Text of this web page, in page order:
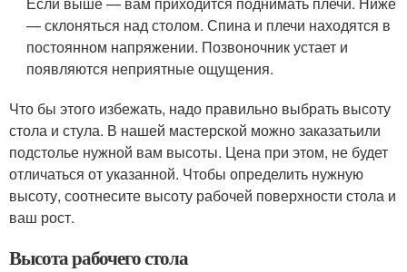
— склоняться над столом. Спина и плечи находятся в
постоянном напряжении. Позвоночник устает и
появляются неприятные ощущения.
Что бы этого избежать, надо правильно выбрать высоту
стола и стула. В нашей мастерской можно заказатьили
подстолье нужной вам высоты. Цена при этом, не будет
отличаться от указанной. Чтобы определить нужную
высоту, соотнесите высоту рабочей поверхности стола и
ваш рост.
Высота рабочего стола